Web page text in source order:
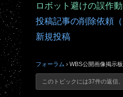
ロボット避けの誤作
投稿記事の削除依頼
新規投稿
フォーラム › WBS公開画像掲示板
このトピックには37件の返信